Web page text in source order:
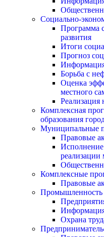
Социально-
Программа
развития
Итоги
Прогноз
Борьба с
Оценка
местного
Реализация
Комплексная
образования
Муниципальные
Правовые
Комплексные
Правовые
Промышленность
Охрана